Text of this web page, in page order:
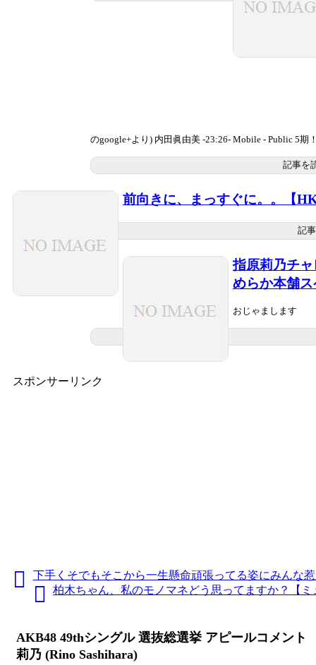
のgoogle+より) 内田眞由美 -23:26- Mobile - Public 5期
記事を
前向きに、まっすぐに。。【
記
指原莉乃チ
めらか本舗
おじゃまします
スポンサーリンク
下手くそでもそこから一生懸命頑張ってる姿にみんな
柏木ちゃん、私のモノマネどう思ってますか？【
AKB48 49thシングル 選抜総選挙 アピールコメン
莉乃 (Rino Sashihara)